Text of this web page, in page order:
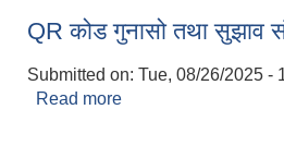
QR कोड गुनासो तथा सुझाव
Submitted on: Tue, 08/26/2025 -
Read more